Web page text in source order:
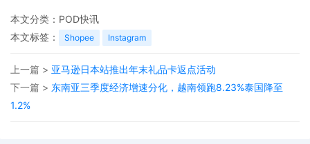
本文分类： POD快讯
本文标签：
Shopee Instagram
上一篇 > 亚马逊日本站推出年末礼品卡返点活动
下一篇 > 东南亚三季度经济增速分化，越南领跑8.23%泰国降至
1.2%